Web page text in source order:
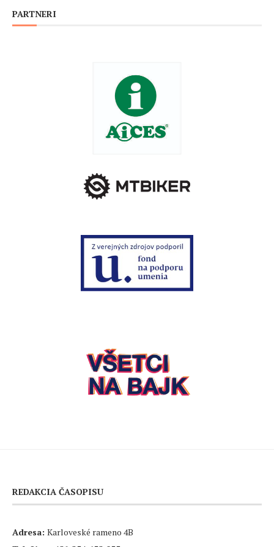
PARTNERI
REDAKCIA ČASOPISU
Adresa: Karloveské rameno 4B